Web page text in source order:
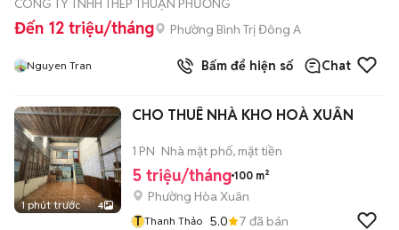
CÔNG TY TNHH THÉP THUẬN PHƯƠNG
Đến 12 triệu/tháng Phường Bình Trị Đông A
Nguyen Tran Bấm để hiện số Chat
1 phút trước 4
CHO THUÊ NHÀ KHO HOÀ XUÂN
1 PN Nhà mặt phố, mặt tiền
5 triệu/tháng 100 m²
Phường Hòa Xuân
T Thanh Thảo 5.0 7 đã bán